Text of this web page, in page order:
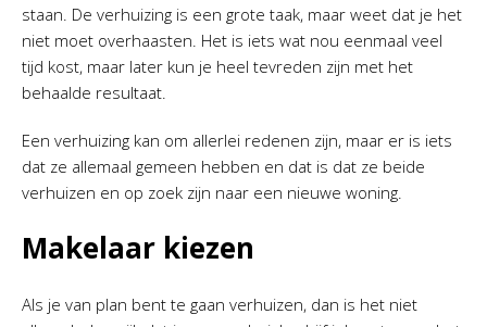
staan. De verhuizing is een grote taak, maar weet dat je het
niet moet overhaasten. Het is iets wat nou eenmaal veel
tijd kost, maar later kun je heel tevreden zijn met het
behaalde resultaat.
Een verhuizing kan om allerlei redenen zijn, maar er is iets
dat ze allemaal gemeen hebben en dat is dat ze beide
verhuizen en op zoek zijn naar een nieuwe woning.
Makelaar kiezen
Als je van plan bent te gaan verhuizen, dan is het niet